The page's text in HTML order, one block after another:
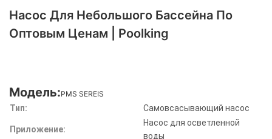
Насос Для Небольшого Бассейна По
Оптовым Ценам | Poolking
Модель:PMS SEREIS
Тип: Самовсасывающий насос
Приложение:
Насос для осветленной
воды